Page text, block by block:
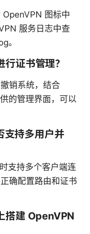
OpenVPN 图标中
服务日志中查
。
证书管理？
销系统，结合
的管理界面，可以
支持多用户并
支持多个客户端连
确配置路由和证书
搭建 OpenVPN